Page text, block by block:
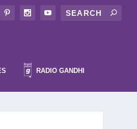
RADIO GANDHI